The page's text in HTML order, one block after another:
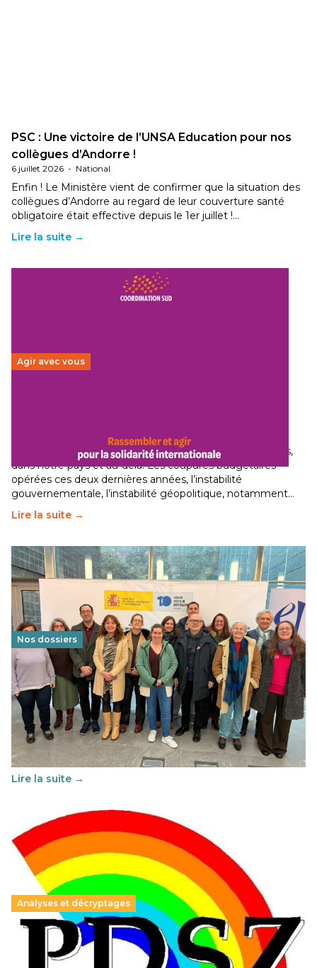
PSC : Une victoire de l’UNSA Education pour nos
collègues d’Andorre !
6 juillet 2026 - National
Enfin ! Le Ministère vient de confirmer que la situation des
collègues d’Andorre au regard de leur couverture santé
obligatoire était effective depuis le 1er juillet !…
Lire la suite →
Agir avec vous
Le secteur humanitaire connaît des difficultés profondes,
dans notre pays et au-delà. Les coupures budgétaires
opérées ces deux dernières années, l’instabilité
gouvernementale, l’instabilité géopolitique, notamment…
Lire la suite →
Nos dossiers
Éducation au vivre-ensemble : un échange croisé
franco-espagnol pour changer d’approche
29 juin 2026-National
Cette année, l'UNSA Éducation a mené un projet Erasmus
soutenu par l'union Européenne et centré sur l'éducation
au vivre-ensemble : quelles différences entre la France…
Lire la suite →
Analyses et décryptages
Hongrie : du changement pour les politiques
éducatives, aussi !